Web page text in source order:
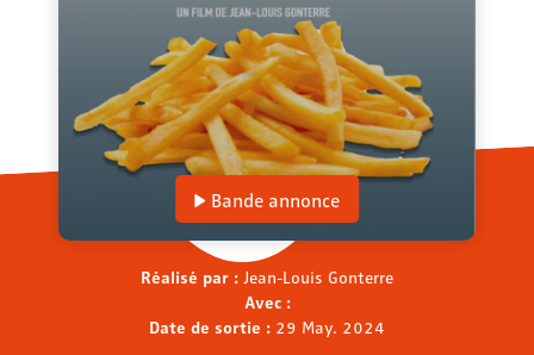
Bande annonce
Réalisé par : Jean-Louis Gonterre
Avec :
Date de sortie : 29 May. 2024